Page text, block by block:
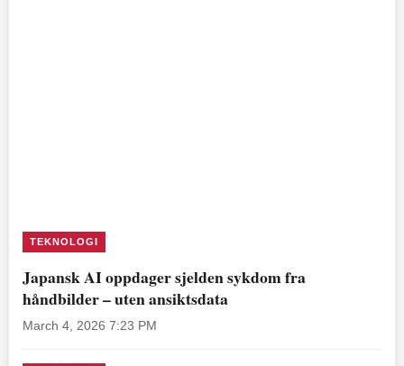
TEKNOLOGI
Japansk AI oppdager sjelden sykdom fra
håndbilder – uten ansiktsdata
March 4, 2026 7:23 PM